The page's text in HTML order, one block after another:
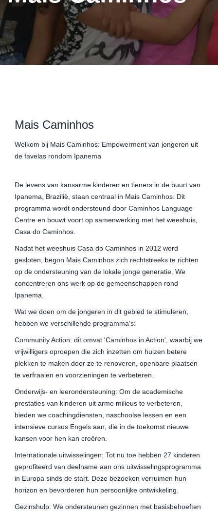
Mais Caminhos
Welkom bij Mais Caminhos: Empowerment van jongeren uit
de favelas rondom Ipanema
De levens van kansarme kinderen en tieners in de buurt van
Ipanema, Brazilië, staan centraal in Mais Caminhos. Dit
programma wordt ondersteund door Caminhos Language
Centre en bouwt voort op samenwerking met het weeshuis,
Casa do Caminhos.
Nadat het weeshuis Casa do Caminhos in 2012 werd
gesloten, begon Mais Caminhos zich rechtstreeks te richten
op de ondersteuning van de lokale jonge generatie. We
concentreren ons werk op de gemeenschappen rond
Ipanema.
Wat we doen om de jongeren in dit gebied te stimuleren,
hebben we verschillende programma's:
Community Action: dit omvat 'Caminhos in Action', waarbij we
vrijwilligers oproepen die zich inzetten om huizen betere
plekken te maken door ze te renoveren, openbare plaatsen
te verfraaien en voorzieningen te verbeteren.
Onderwijs- en leerondersteuning: Om de academische
prestaties van kinderen uit arme milieus te verbeteren,
bieden we coachingdiensten, naschoolse lessen en een
intensieve cursus Engels aan, die in de toekomst nieuwe
kansen voor hen kan creëren.
Internationale uitwisselingen: Tot nu toe hebben 27 kinderen
geprofiteerd van deelname aan ons uitwisselingsprogramma
in Europa sinds de start. Deze bezoeken verruimen hun
horizon en bevorderen hun persoonlijke ontwikkeling.
Gezinshulp: We ondersteunen gezinnen met basisbehoeften